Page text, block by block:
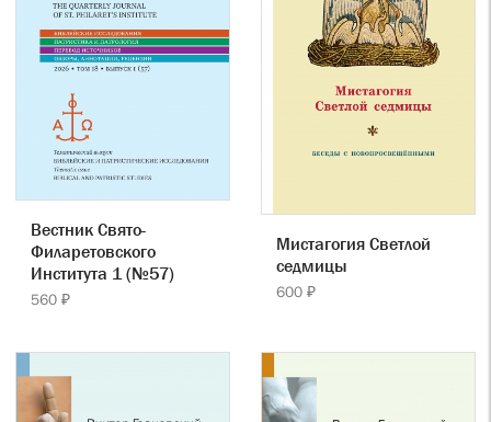
Вестник Свято-
Филаретовского
Института 1 (№57)
560 ₽
Мистагогия Светлой
седмицы
600 ₽